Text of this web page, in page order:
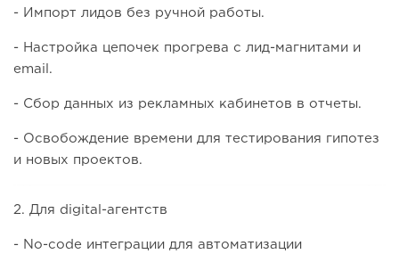
- Импорт лидов без ручной работы.
- Настройка цепочек прогрева с лид-магнитами и
email.
- Сбор данных из рекламных кабинетов в отчеты.
- Освобождение времени для тестирования гипотез
и новых проектов.
2. Для digital-агентств
- No-code интеграции для автоматизации